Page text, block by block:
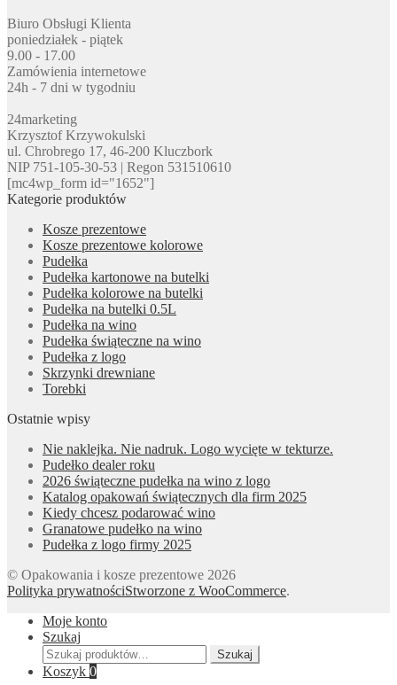
Biuro Obsługi Klienta
poniedziałek - piątek
9.00 - 17.00
Zamówienia internetowe
24h - 7 dni w tygodniu
24marketing
Krzysztof Krzywokulski
ul. Chrobrego 17, 46-200 Kluczbork
NIP 751-105-30-53 | Regon 531510610
[mc4wp_form id="1652"]
Kategorie produktów
Kosze prezentowe
Kosze prezentowe kolorowe
Pudełka
Pudełka kartonowe na butelki
Pudełka kolorowe na butelki
Pudełka na butelki 0.5L
Pudełka na wino
Pudełka świąteczne na wino
Pudełka z logo
Skrzynki drewniane
Torebki
Ostatnie wpisy
Nie naklejka. Nie nadruk. Logo wycięte w tekturze.
Pudełko dealer roku
2026 świąteczne pudełka na wino z logo
Katalog opakowań świątecznych dla firm 2025
Kiedy chcesz podarować wino
Granatowe pudełko na wino
Pudełka z logo firmy 2025
© Opakowania i kosze prezentowe 2026
Polityka prywatnościStworzone z WooCommerce.
Moje konto
Szukaj
Szukaj:
Szukaj
Koszyk 0